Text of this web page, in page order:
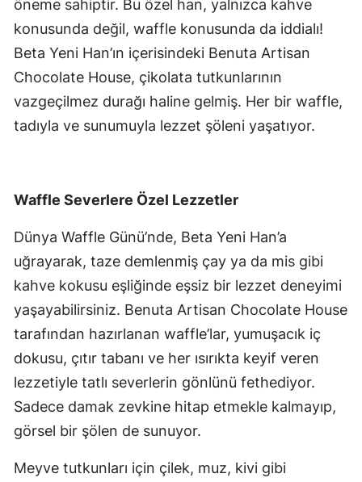
öneme sahiptir. Bu özel han, yalnızca kahve
konusunda değil, waffle konusunda da iddialı!
Beta Yeni Han’ın içerisindeki Benuta Artisan
Chocolate House, çikolata tutkunlarının
vazgeçilmez durağı haline gelmiş. Her bir waffle,
tadıyla ve sunumuyla lezzet şöleni yaşatıyor.
Waffle Severlere Özel Lezzetler
Dünya Waffle Günü’nde, Beta Yeni Han’a
uğrayarak, taze demlenmiş çay ya da mis gibi
kahve kokusu eşliğinde eşsiz bir lezzet deneyimi
yaşayabilirsiniz. Benuta Artisan Chocolate House
tarafından hazırlanan waffle’lar, yumuşacık iç
dokusu, çıtır tabanı ve her ısırıkta keyif veren
lezzetiyle tatlı severlerin gönlünü fethediyor.
Sadece damak zevkine hitap etmekle kalmayıp,
görsel bir şölen de sunuyor.
Meyve tutkunları için çilek, muz, kivi gibi